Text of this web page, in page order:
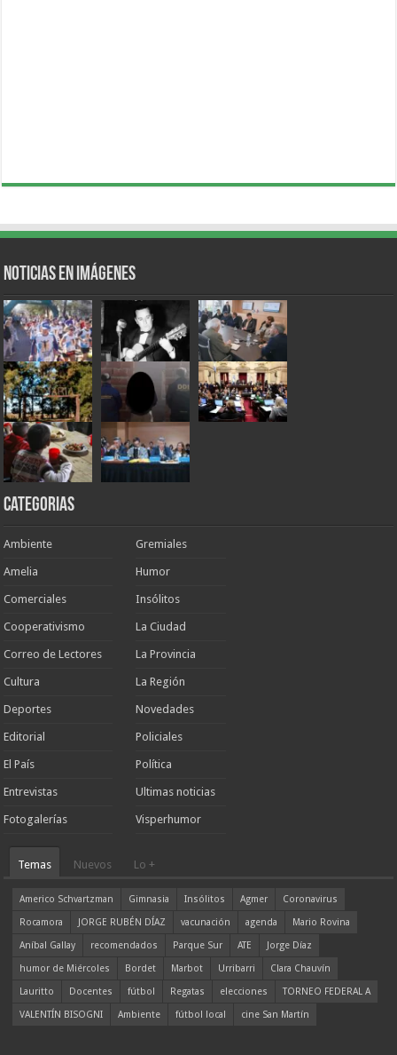
Noticias en Imágenes
Categorias
Ambiente
Amelia
Comerciales
Cooperativismo
Correo de Lectores
Cultura
Deportes
Editorial
El País
Entrevistas
Fotogalerías
Gremiales
Humor
Insólitos
La Ciudad
La Provincia
La Región
Novedades
Policiales
Política
Ultimas noticias
Visperhumor
Temas Nuevos Lo +
Americo Schvartzman Gimnasia Insólitos Agmer
Coronavirus
Rocamora
JORGE RUBÉN DÍAZ vacunación agenda
Mario Rovina
Aníbal Gallay
recomendados Parque Sur ATE
Jorge Díaz
humor de Miércoles
Bordet Marbot Urribarri
Clara Chauvín
Lauritto
Docentes fútbol Regatas elecciones
TORNEO FEDERAL A
VALENTÍN BISOGNI
Ambiente fútbol local cine San Martín